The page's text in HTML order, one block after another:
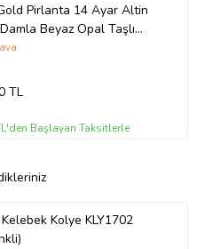
Pirlanta 14 Ayar Altin
Beyaz Opal Taşlı
TL
Başlayan Taksitlerle
Kolye KLY1702